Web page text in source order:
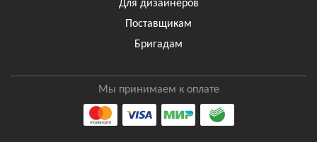
Для дизайнеров
Поставщикам
Бригадам
Мы принимаем к оплате